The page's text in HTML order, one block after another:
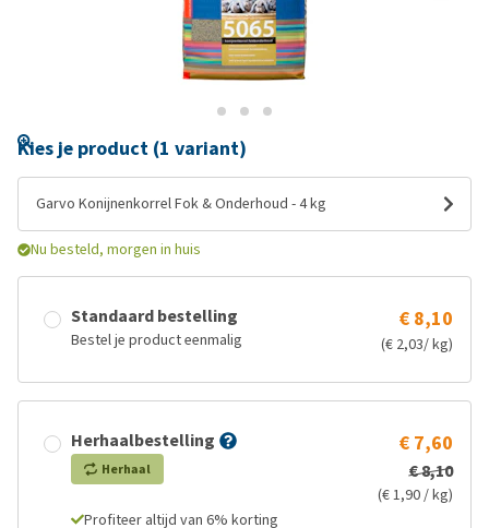
Kies je product (1 variant)
Garvo Konijnenkorrel Fok & Onderhoud - 4 kg
Nu besteld, morgen in huis
Standaard bestelling
Bestel je product eenmalig
€ 8,10
(€ 2,03/ kg)
Herhaalbestelling
Herhaal
€ 7,60
€ 8,10
(€ 1,90 / kg)
Profiteer altijd van 6% korting